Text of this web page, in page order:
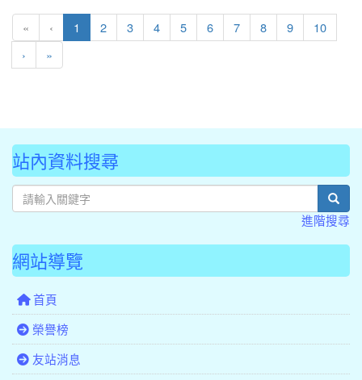
« ‹ 1 (目前頁次)
2 3 4 5 6 7 8 9
10
› 下一頁
»
站內資料搜尋
進階搜尋
網站導覽
首頁
榮譽榜
友站消息